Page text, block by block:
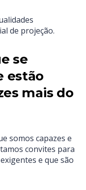
de projeção.
se
estão
mais do
somos capazes e
convites para
e que são